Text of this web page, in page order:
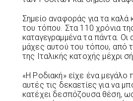
Σημείο αναφοράς για τα καλά
του τόπου. Στα 110 χρόνια
καταγεγραμμένα τα πάντα. Οι
μάχες αυτού του τόπου, από
της Ιταλικής κατοχής μέχρι
«Η Ροδιακή» είχε ένα
αυτές τις δεκαετίες για να
κατέχει δεσπόζουσα θέση,